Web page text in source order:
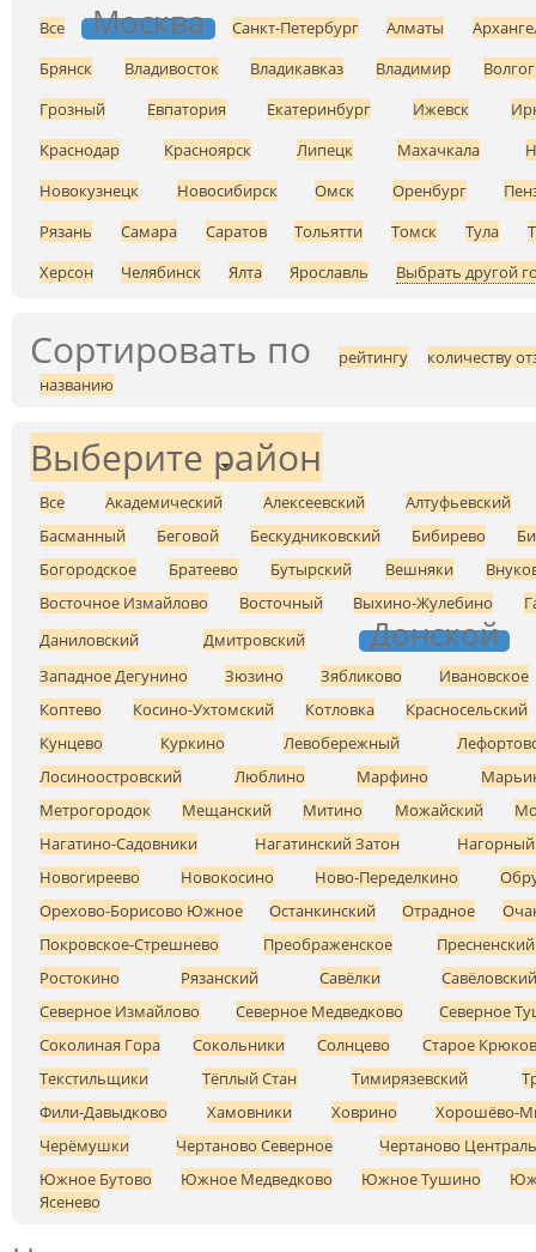
Все Москва Санкт-Петербург Алматы
Брянск
Владивосток Владикавказ Владимир
Грозный
Евпатория Екатеринбург Ижевск
Краснодар
Красноярск Липецк Махачкала
Новокузнецк
Новосибирск Омск Оренбург
Рязань
Самара Саратов Тольятти Томск Тула
Херсон
Челябинск Ялта Ярославль Выбрать другой
Сортировать по рейтингу
количеству
названию
Выберите район
Все Академический Алексеевский
Алтуфьевский
Басманный
Беговой Бескудниковский Бибирево
Богородское
Братеево Бутырский Вешняки
Восточное Измайлово
Восточный Выхино-Жулебино
Даниловский
Дмитровский Донской
Западное Дегунино Зюзино Зябликово
Ивановское
Коптево
Косино-Ухтомский Котловка
Красносельский
Кунцево
Куркино Левобережный
Лосиноостровский
Люблино Марфино
Метрогородок
Мещанский Митино Можайский
Нагатино-Садовники
Нагатинский Затон
Нагорный
Новогиреево
Новокосино Ново-Переделкино
Орехово-Борисово Южное
Останкинский Отрадное
Покровское-Стрешнево
Преображенское
Пресненский
Ростокино
Рязанский Савёлки
Савёловский
Северное Измайлово
Северное Медведково
Северное
Соколиная Гора
Сокольники Солнцево
Старое
Текстильщики
Тёплый Стан Тимирязевский
Фили-Давыдково
Хамовники Ховрино
Хорошёво-
Черёмушки
Чертаново Северное
Чертаново
Южное Бутово
Южное Медведково Южное Тушино
Ясенево